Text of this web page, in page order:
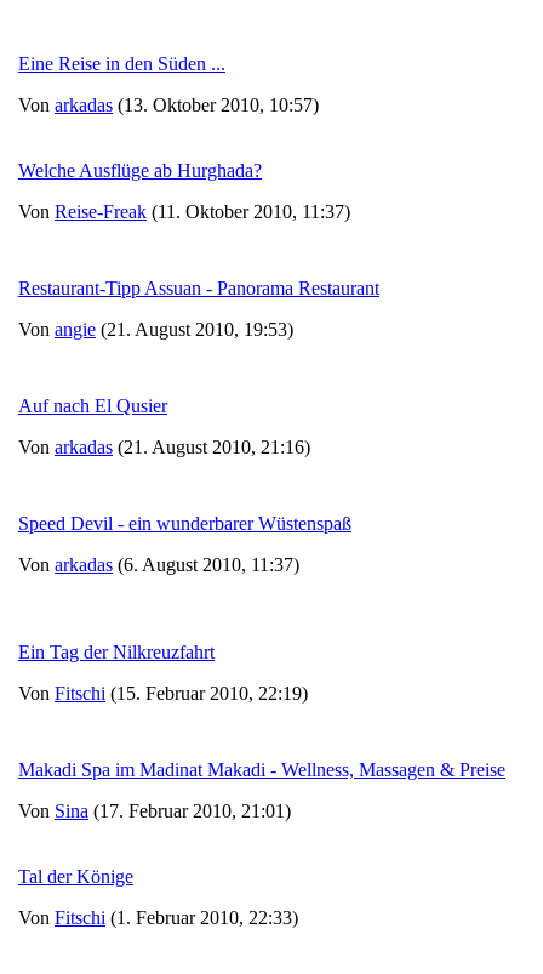
Eine Reise in den Süden ...
Von arkadas (13. Oktober 2010, 10:57)
Welche Ausflüge ab Hurghada?
Von Reise-Freak (11. Oktober 2010, 11:37)
Restaurant-Tipp Assuan - Panorama Restaurant
Von angie (21. August 2010, 19:53)
Auf nach El Qusier
Von arkadas (21. August 2010, 21:16)
Speed Devil - ein wunderbarer Wüstenspaß
Von arkadas (6. August 2010, 11:37)
Ein Tag der Nilkreuzfahrt
Von Fitschi (15. Februar 2010, 22:19)
Makadi Spa im Madinat Makadi - Wellness, Massagen & Preise
Von Sina (17. Februar 2010, 21:01)
Tal der Könige
Von Fitschi (1. Februar 2010, 22:33)